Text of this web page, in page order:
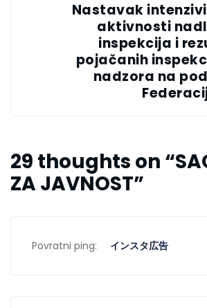
Nastavak
aktivnosti
inspekcija i
pojačanih
nadzora na
29 thoughts on “
ZA JAVNOST”
Povratni ping: インスタ広告